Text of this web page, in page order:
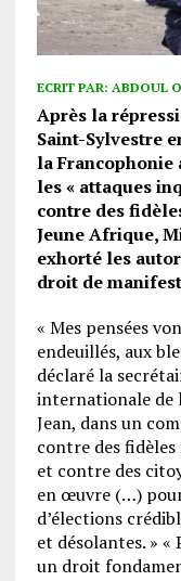
ECRIT PAR: ABDOUL
Après la
Saint-Sylvestre
la Francophonie
les « attaques
contre des
Jeune Afrique,
exhorté les
droit de
« Mes pensées
endeuillés, aux
déclaré la
internationale de
Jean, dans un
contre des fidèles
et contre des
en œuvre (…)
d’élections
et désolantes. »
un droit